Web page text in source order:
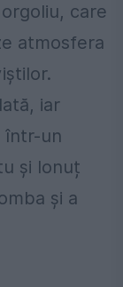
care
atmosfera
iar
într-un
și Ionuț
și a